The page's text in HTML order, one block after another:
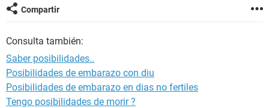
Compartir
Consulta también:
Saber posibilidades..
Posibilidades de embarazo con diu
Posibilidades de embarazo en dias no fertiles
Tengo posibilidades de morir ?